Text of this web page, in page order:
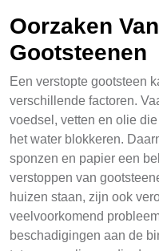
Oorzaken
Gootsteenen
Een verstopte gootsteen
verschillende factoren.
voedsel, vetten en olie
het water blokkeren.
sponzen en papier een
verstoppen van
huizen staan, zijn ook
veelvoorkomend
beschadigingen aan de